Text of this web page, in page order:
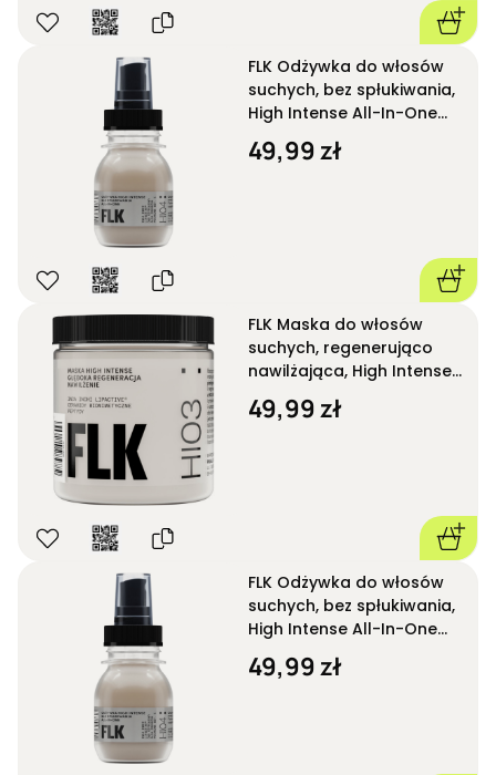
FLK Odżywka do włosów
suchych, bez spłukiwania,
High Intense All-In-One
HI04 50 ml
49,99 zł
FLK Maska do włosów
suchych, regenerująco
nawilżająca, High Intense
HI03 250 ml
49,99 zł
FLK Odżywka do włosów
suchych, bez spłukiwania,
High Intense All-In-One
HI04 50 ml
49,99 zł